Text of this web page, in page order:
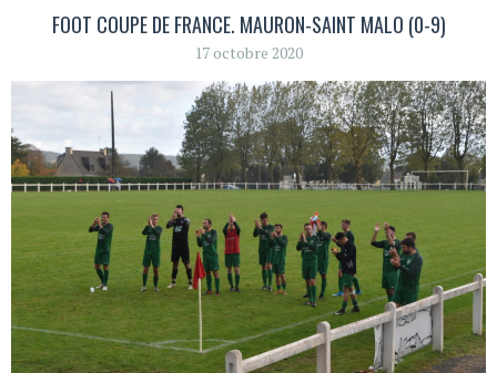
FOOT COUPE DE FRANCE. MAURON-SAINT MALO (0-9)
17 octobre 2020